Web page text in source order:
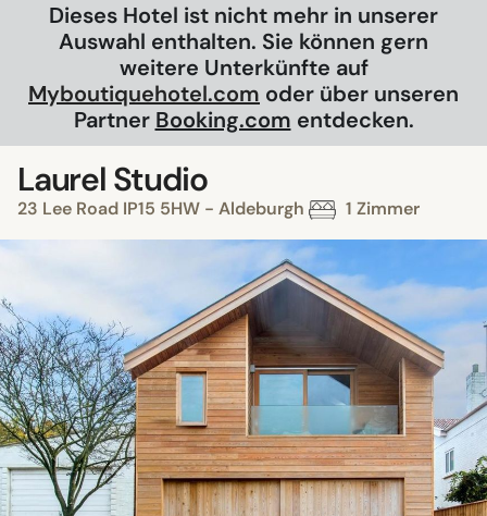
Dieses Hotel ist nicht mehr in unserer
Auswahl enthalten. Sie können gern
weitere Unterkünfte auf
Myboutiquehotel.com oder über unseren
Partner Booking.com entdecken.
Laurel Studio
23 Lee Road IP15 5HW - Aldeburgh 1 Zimmer